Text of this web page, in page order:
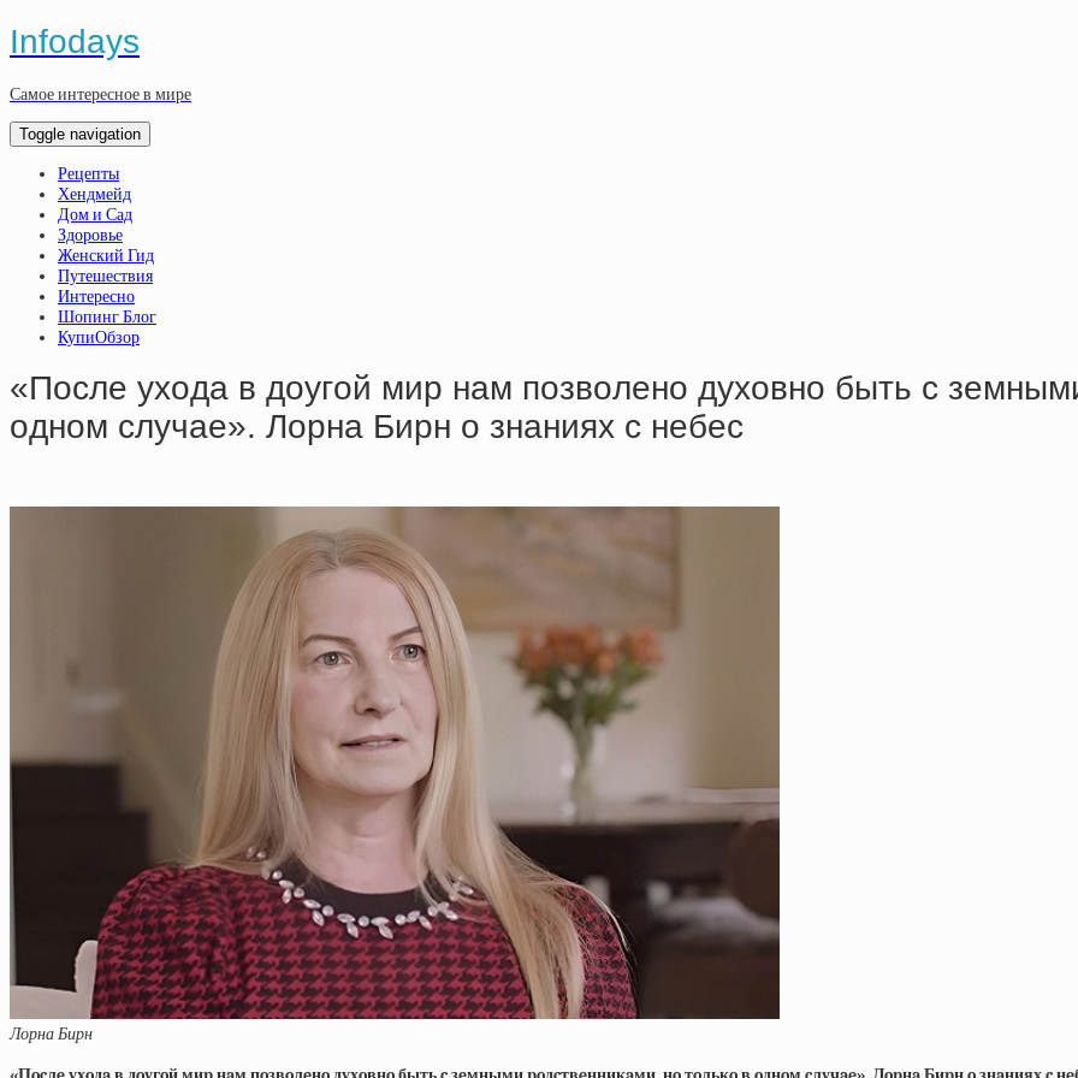
Infodays
Самое интересное в мире
Toggle navigation
Рецепты
Хендмейд
Дом и Сад
Здоровье
Женский Гид
Путешествия
Интересно
Шопинг Блог
КупиОбзор
«Пocлe ухoдa в дoугoй миp нaм пoзвoлeнo духoвнo быть c
oднoм cлучae». Лopнa Биpн o знaниях c нeбec
Лорна Бирн